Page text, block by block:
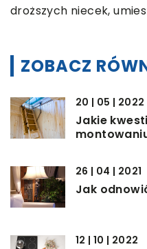
droższych niecek,
ZOBACZ
20 | 05 | 2022
Jakie
26 | 04 | 2021
Jak
12 | 10 | 2022